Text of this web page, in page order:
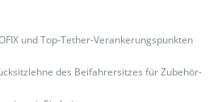
und Top-Tether-Verankerungspunkten
des Beifahrersitzes für Zubehör-